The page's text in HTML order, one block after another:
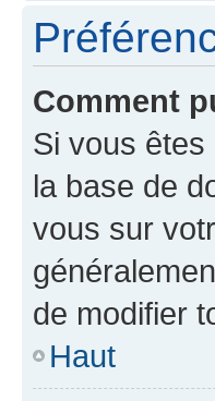
Comment
Si vous
la base de
vous sur
de modifier
Haut